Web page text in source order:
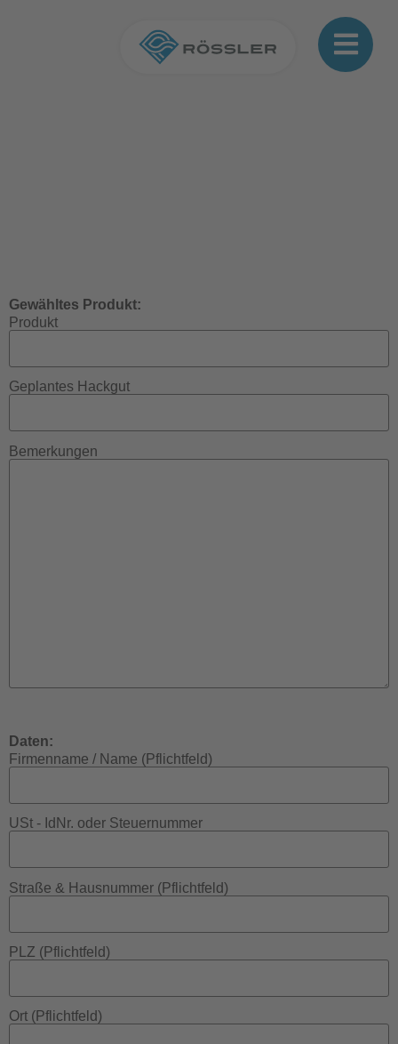
Gewähltes Produkt:
Produkt
Geplantes Hackgut
Bemerkungen
Daten:
Firmenname / Name (Pflichtfeld)
USt - IdNr. oder Steuernummer
Straße & Hausnummer (Pflichtfeld)
PLZ (Pflichtfeld)
Ort (Pflichtfeld)